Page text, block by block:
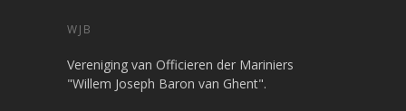
WJB
Vereniging van Officieren der Mariniers
"Willem Joseph Baron van Ghent".